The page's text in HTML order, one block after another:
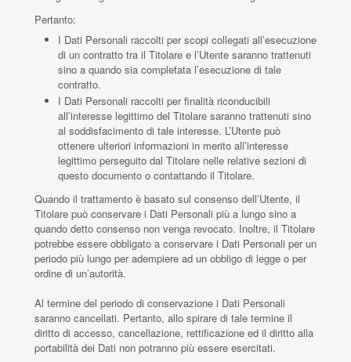
Pertanto:
I Dati Personali raccolti per scopi collegati all’esecuzione
di un contratto tra il Titolare e l’Utente saranno trattenuti
sino a quando sia completata l’esecuzione di tale
contratto.
I Dati Personali raccolti per finalità riconducibili
all’interesse legittimo del Titolare saranno trattenuti sino
al soddisfacimento di tale interesse. L’Utente può
ottenere ulteriori informazioni in merito all’interesse
legittimo perseguito dal Titolare nelle relative sezioni di
questo documento o contattando il Titolare.
Quando il trattamento è basato sul consenso dell’Utente, il
Titolare può conservare i Dati Personali più a lungo sino a
quando detto consenso non venga revocato. Inoltre, il Titolare
potrebbe essere obbligato a conservare i Dati Personali per un
periodo più lungo per adempiere ad un obbligo di legge o per
ordine di un’autorità.
Al termine del periodo di conservazione i Dati Personali
saranno cancellati. Pertanto, allo spirare di tale termine il
diritto di accesso, cancellazione, rettificazione ed il diritto alla
portabilità dei Dati non potranno più essere esercitati.